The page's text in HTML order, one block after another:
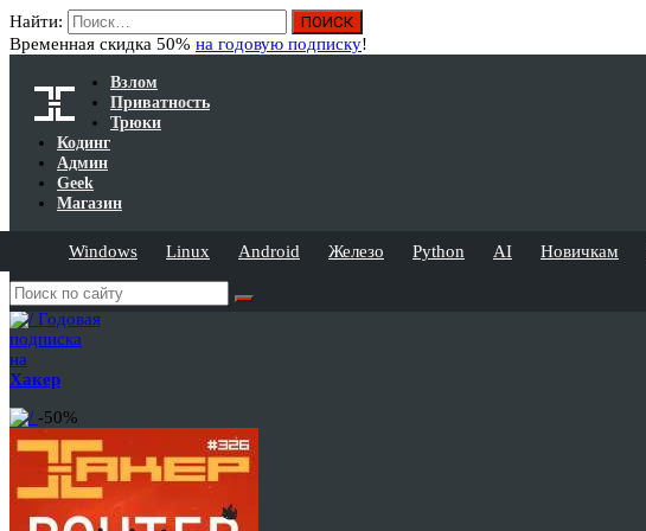
Найти:
Временная скидка 50% на годовую подписку!
Взлом
Приватность
Трюки
Кодинг
Админ
Geek
Магазин
Windows Linux Android Железо Python AI Новичкам
Годовая
подписка
на
Хакер
-50%